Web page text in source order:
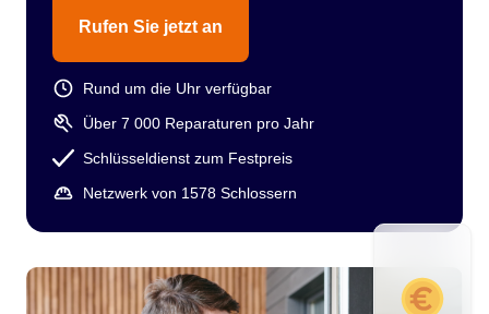
Rufen Sie jetzt an
Rund um die Uhr verfügbar
Über 7 000 Reparaturen pro Jahr
Schlüsseldienst zum Festpreis
Netzwerk von 1578 Schlossern